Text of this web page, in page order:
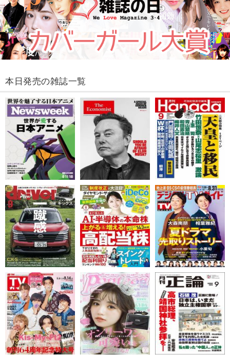
本日発売の雑誌一覧